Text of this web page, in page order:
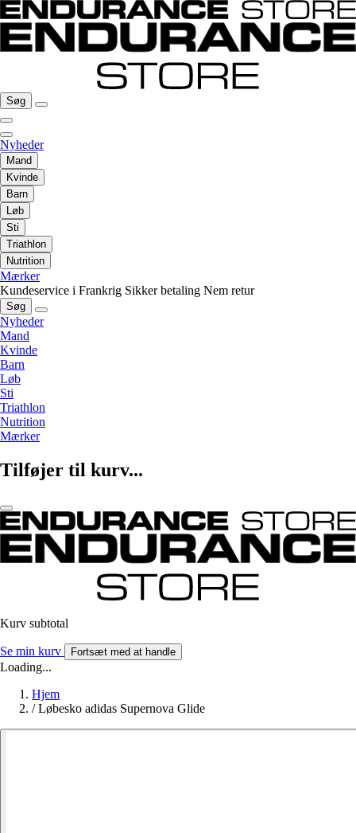
Søg
Nyheder
Mand
Kvinde
Barn
Løb
Sti
Triathlon
Nutrition
Mærker
Kundeservice i Frankrig Sikker betaling Nem retur
Søg
Nyheder
Mand
Kvinde
Barn
Løb
Sti
Triathlon
Nutrition
Mærker
Tilføjer til kurv...
Kurv subtotal
Se min kurv Fortsæt med at handle
Loading...
Hjem
/ Løbesko adidas Supernova Glide